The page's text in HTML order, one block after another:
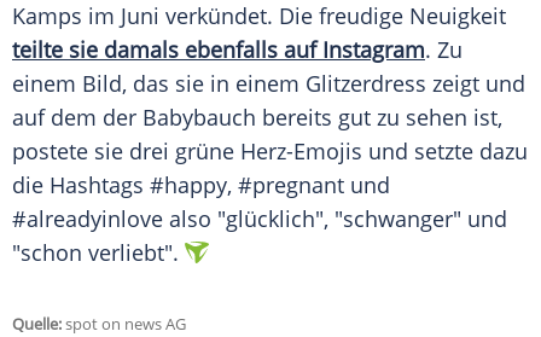
Kamps im Juni verkündet. Die freudige Neuigkeit
teilte sie damals ebenfalls auf Instagram. Zu
einem Bild, das sie in einem Glitzerdress zeigt und
auf dem der Babybauch bereits gut zu sehen ist,
postete sie drei grüne Herz-Emojis und setzte dazu
die Hashtags #happy, #pregnant und
#alreadyinlove also "glücklich", "schwanger" und
"schon verliebt".
Quelle:spot on news AG